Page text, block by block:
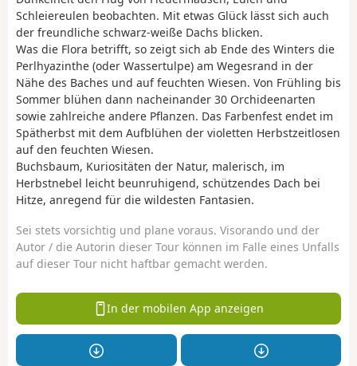
Schleiereulen beobachten. Mit etwas Glück lässt sich auch
der freundliche schwarz-weiße Dachs blicken.
Was die Flora betrifft, so zeigt sich ab Ende des Winters die
Perlhyazinthe (oder Wassertulpe) am Wegesrand in der
Nähe des Baches und auf feuchten Wiesen. Von Frühling bis
Sommer blühen dann nacheinander 30 Orchideenarten
sowie zahlreiche andere Pflanzen. Das Farbenfest endet im
Spätherbst mit dem Aufblühen der violetten Herbstzeitlosen
auf den feuchten Wiesen.
Buchsbaum, Kuriositäten der Natur, malerisch, im
Herbstnebel leicht beunruhigend, schützendes Dach bei
Hitze, anregend für die wildesten Fantasien.
Sei stets vorsichtig und plane voraus. Visorando und der
Autor / die Autorin dieser Tour können im Falle eines Unfalls
auf dieser Tour nicht haftbar gemacht werden.
In der mobilen App anzeigen